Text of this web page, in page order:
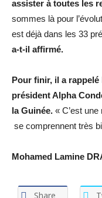
assister à toutes les
sommes là pour
est déjà dans les 33
a-t-il affirmé.
Pour finir, il a
président Alpha
la Guinée. « C’est
se comprennent très
Mohamed Lamine
Share